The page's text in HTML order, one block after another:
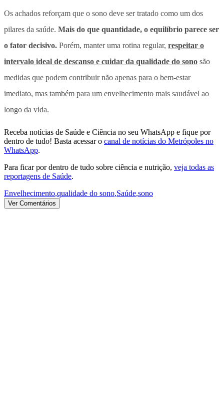
Os achados reforçam que o sono deve ser tratado como um dos
pilares da saúde. Mais do que quantidade, o equilíbrio parece ser
o fator decisivo. Porém, manter uma rotina regular, respeitar o
intervalo ideal de descanso e cuidar da qualidade do sono são
medidas que podem contribuir não apenas para o bem-estar
imediato, mas também para um envelhecimento mais saudável ao
longo da vida.
Receba notícias de Saúde e Ciência no seu WhatsApp e fique por
dentro de tudo! Basta acessar o canal de notícias do Metrópoles no
WhatsApp.
Para ficar por dentro de tudo sobre ciência e nutrição, veja todas as
reportagens de Saúde.
Envelhecimento,qualidade do sono,Saúde,sono
Ver Comentários